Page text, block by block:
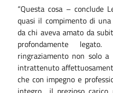
“Questa cosa –
quasi il compimento di
da chi aveva amato da
profondamente
ringraziamento non solo
intrattenuto
che con impegno e